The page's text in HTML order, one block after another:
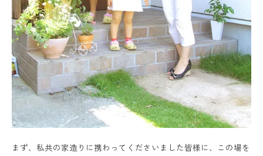
まず、私共の家造りに携わってくださいました皆様に、この場を